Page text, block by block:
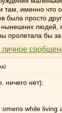
именно что
просто
пролетала бы
ничего нет):
while